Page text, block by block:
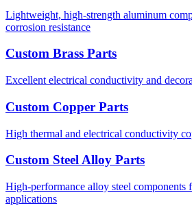
Lightweight, high-strength aluminum
corrosion resistance
Custom Brass Parts
Excellent electrical conductivity and
Custom Copper Parts
High thermal and electrical conductivity
Custom Steel Alloy Parts
High-performance alloy steel components
applications